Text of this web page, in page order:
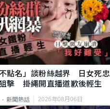
點名」談粉絲越界 日女死忠
擊 掛繩開直播道歉後輕生
新聞熱話 2026年08月06日